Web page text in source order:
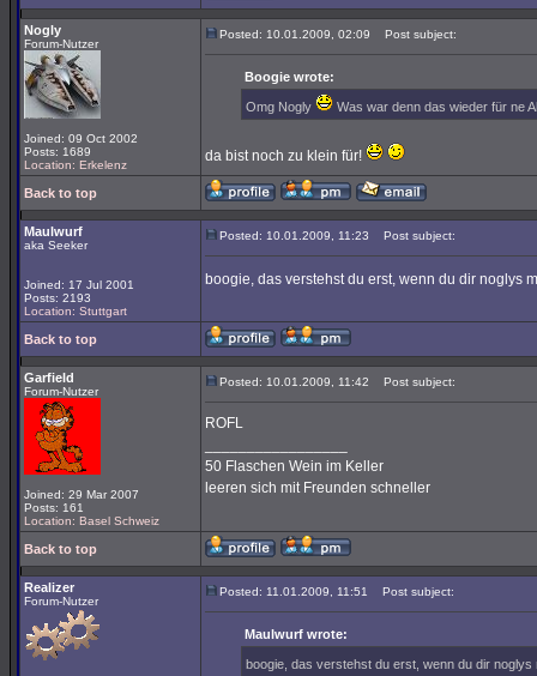
Nogly
Forum-Nutzer
Joined: 09 Oct 2002
Posts: 1689
Location: Erkelenz
Posted: 10.01.2009, 02:09 Post subject:
Boogie wrote:
Omg Nogly Was war denn das wieder für ne
da bist noch zu klein für!
Back to top
Maulwurf
aka Seeker
Joined: 17 Jul 2001
Posts: 2193
Location: Stuttgart
Posted: 10.01.2009, 11:23 Post subject:
boogie, das verstehst du erst, wenn du dir noglys
Back to top
Garfield
Forum-Nutzer
Joined: 29 Mar 2007
Posts: 161
Location: Basel Schweiz
Posted: 10.01.2009, 11:42 Post subject:
ROFL
50 Flaschen Wein im Keller
leeren sich mit Freunden schneller
Back to top
Realizer
Forum-Nutzer
Posted: 11.01.2009, 11:51 Post subject:
Maulwurf wrote:
boogie, das verstehst du erst, wenn du dir